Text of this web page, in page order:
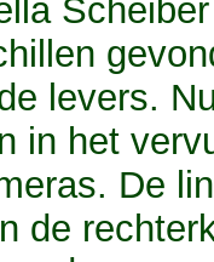
levers.
in het
De
de